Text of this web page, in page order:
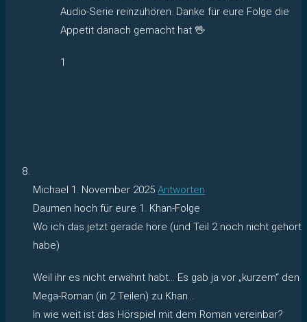
Audio-Serie reinzuhören. Danke für eure Folge die
Appetit danach gemacht hat 🖖
1
Michael 1. November 2025 Antworten
Daumen hoch für eure 1. Khan-Folge
Wo ich das jetzt gerade höre (und Teil 2 noch nicht gehört
habe)
Weil ihr es nicht erwähnt habt… Es gab ja vor „kurzem“ den
Mega-Roman (in 2 Teilen) zu Khan…
In wie weit ist das Hörspiel mit dem Roman vereinbar?